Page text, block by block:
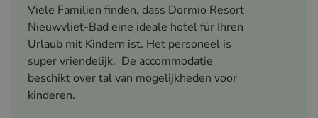
Viele Familien finden, dass Dormio Resort
Nieuwvliet-Bad eine ideale hotel für Ihren
Urlaub mit Kindern ist. Het personeel is
super vriendelijk. De accommodatie
beschikt over tal van mogelijkheden voor
kinderen.